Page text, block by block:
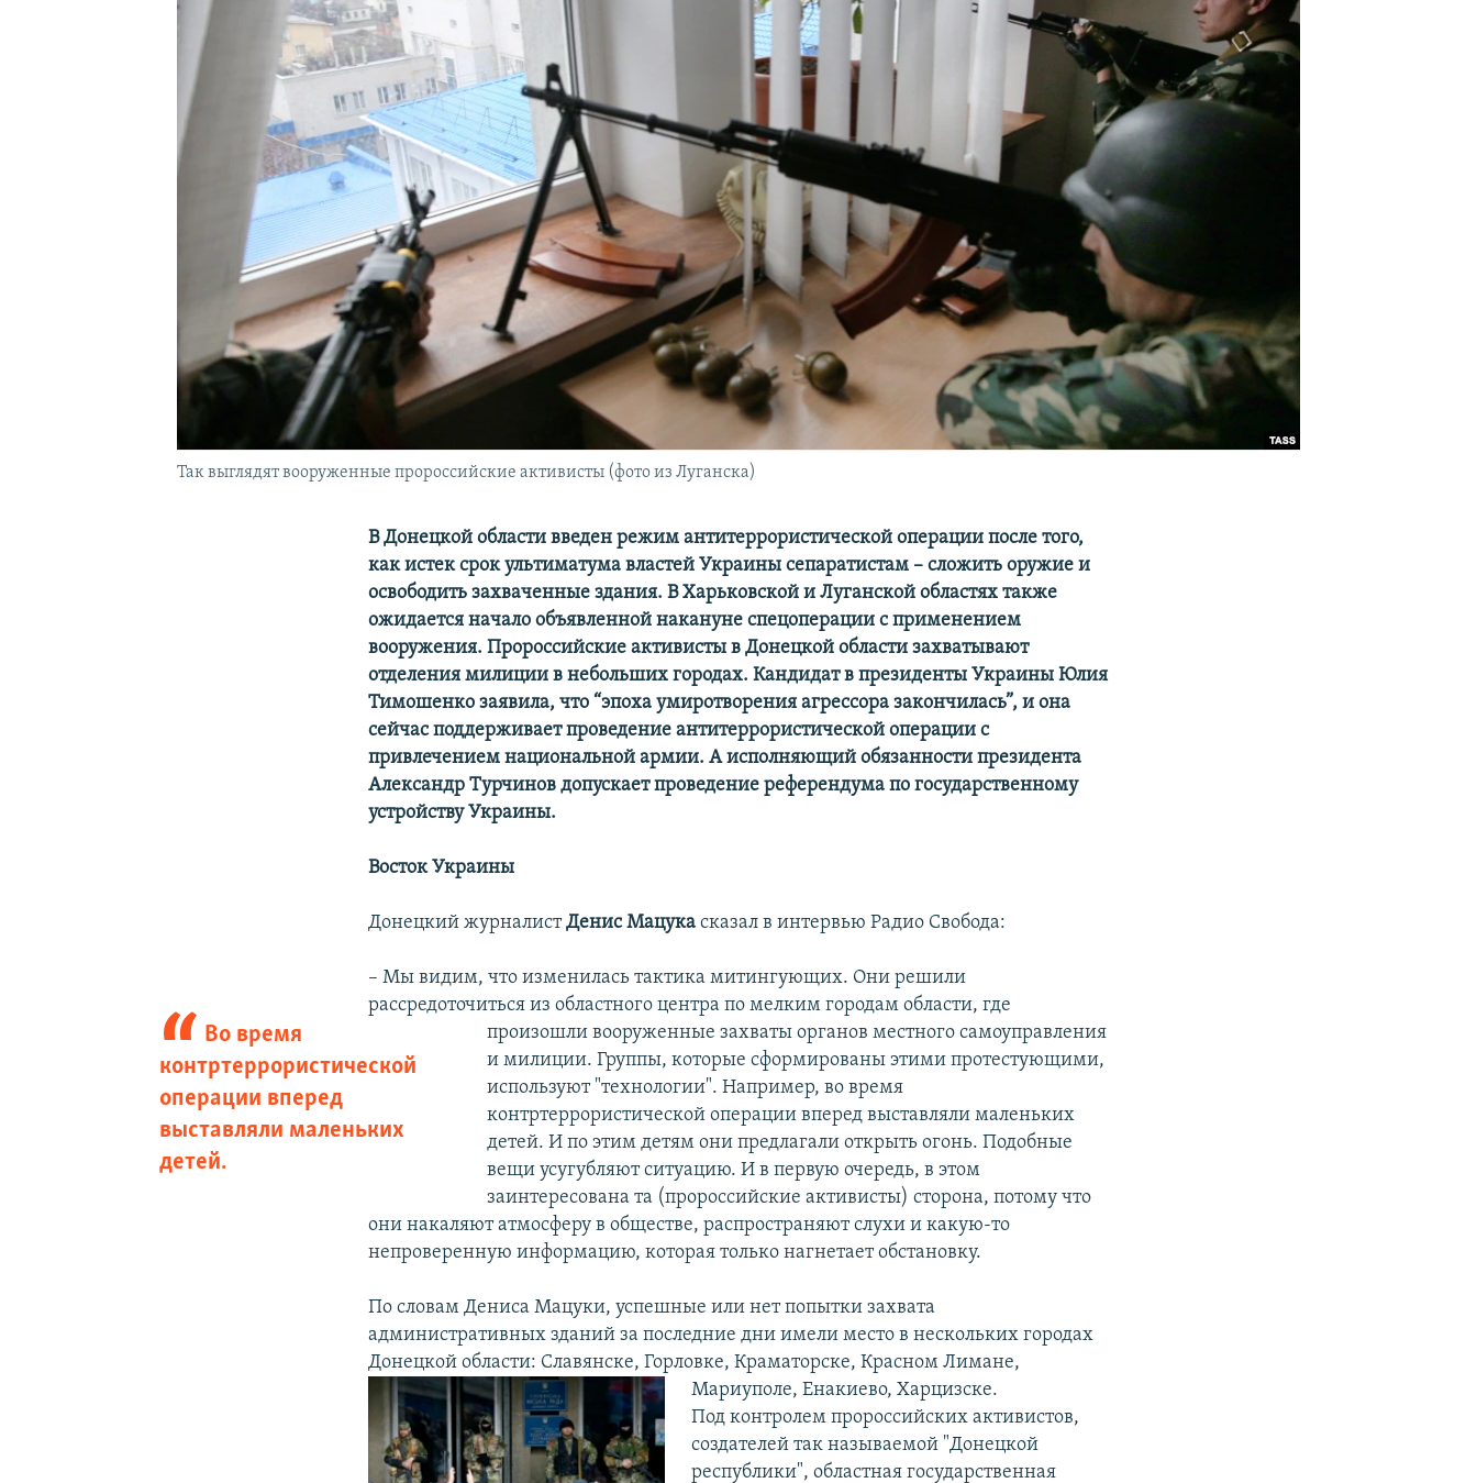
Так выглядят вооруженные пророссийские активисты (фото из Луганска)
В Донецкой области введен режим антитеррористической операции после того,
как истек срок ультиматума властей Украины сепаратистам – сложить оружие и
освободить захваченные здания. В Харьковской и Луганской областях также
ожидается начало объявленной накануне спецоперации с применением
вооружения. Пророссийские активисты в Донецкой области захватывают
отделения милиции в небольших городах. Кандидат в президенты Украины Юлия
Тимошенко заявила, что “эпоха умиротворения агрессора закончилась”, и она
сейчас поддерживает проведение антитеррористической операции с
привлечением национальной армии. А исполняющий обязанности президента
Александр Турчинов допускает проведение референдума по государственному
устройству Украины.
Восток Украины
Донецкий журналистДенис Мацука сказал в интервью Радио Свобода:
– Мы видим, что изменилась тактика митингующих. Они решили
рассредоточиться из областного центра по мелким городам области, где
произошли вооруженные захваты органов местного
Во время
контртеррористической
операции вперед
выставляли маленьких
детей.
самоуправления
и милиции. Группы, которые сформированы этими протестующими,
используют "технологии". Например, во время
контртеррористической операции вперед выставляли маленьких
детей. И по этим детям они предлагали открыть огонь. Подобные
вещи усугубляют ситуацию. И в первую очередь, в этом
заинтересована та (пророссийские активисты) сторона, потому что
они накаляют атмосферу в обществе, распространяют слухи и какую-то
непроверенную информацию, которая только нагнетает обстановку.
По словам Дениса Мацуки, успешные или нет попытки захвата
административных зданий за последние дни имели место в нескольких городах
Донецкой области: Славянске, Горловке, Краматорске, Красном Лимане,
Мариуполе, Енакиево, Харцизске.
Под контролем пророссийских активистов,
создателей так называемой "Донецкой
республики", областная государственная